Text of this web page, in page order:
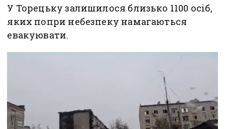
У Торецьку залишилося близько 1100 осіб,
яких попри небезпеку намагаються
евакуювати.